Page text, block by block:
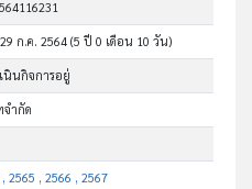
ก.ค. 2564(5 ปี 0 เดือน 10 วัน)
นินกิจการอยู่
ำกัด
2565 , 2566 , 2567